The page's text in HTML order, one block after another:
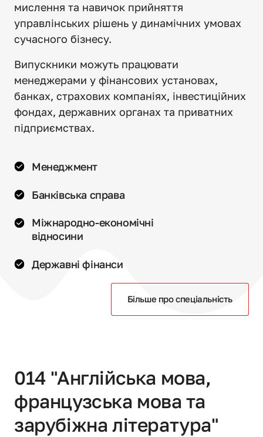
мислення та навичок прийняття
управлінських рішень у динамічних умовах
сучасного бізнесу.
Випускники можуть працювати
менеджерами у фінансових установах,
банках, страхових компаніях, інвестиційних
фондах, державних органах та приватних
підприємствах.
Менеджмент
Банківська справа
Міжнародно-економічні
відносини
Державні фінанси
Більше про спеціальність
014 "Англійська мова,
французська мова та
зарубіжна література"